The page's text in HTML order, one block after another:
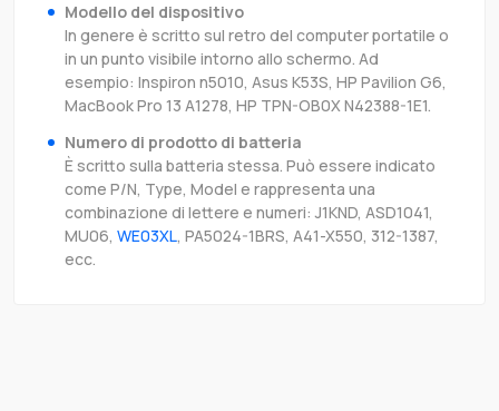
Modello del dispositivo
In genere è scritto sul retro del computer portatile o
in un punto visibile intorno allo schermo. Ad
esempio: Inspiron n5010, Asus K53S, HP Pavilion G6,
MacBook Pro 13 A1278, HP TPN-OB0X N42388-1E1.
Numero di prodotto di batteria
È scritto sulla batteria stessa. Può essere indicato
come P/N, Type, Model e rappresenta una
combinazione di lettere e numeri: J1KND, ASD1041,
MU06, WE03XL, PA5024-1BRS, A41-X550, 312-1387,
ecc.